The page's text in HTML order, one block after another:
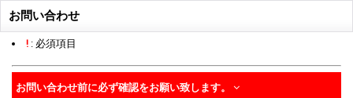
お問い合わせ
! : 必須項目
お問い合わせ前に必ず確認をお願い致します。